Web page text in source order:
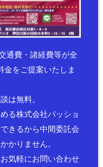
通費・諸経費等が全
金をご提案いたしま
は無料。
る株式会社パッショ
きるから中間委託会
かりません。
気軽にお問い合わせ